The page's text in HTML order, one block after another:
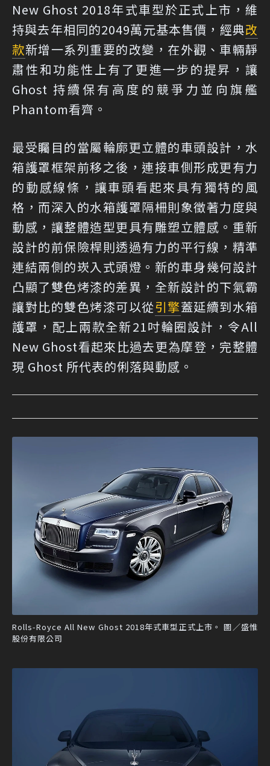
New Ghost 2018年式車型於正式上市，維
持與去年相同的2049萬元基本售價，經典改
款新增一系列重要的改變，在外觀、車輛靜
肅性和功能性上有了更進一步的提昇，讓
Ghost 持續保有高度的競爭力並向旗艦
Phantom看齊。
最受矚目的當屬輪廓更立體的車頭設計，水
箱護罩框架前移之後，連接車側形成更有力
的動感線條，讓車頭看起來具有獨特的風
格，而深入的水箱護罩隔柵則象徵著力度與
動感，讓整體造型更具有雕塑立體感。重新
設計的前保險桿則透過有力的平行線，精準
連結兩側的崁入式頭燈。新的車身幾何設計
凸顯了雙色烤漆的差異，全新設計的下氣霸
讓對比的雙色烤漆可以從引擎蓋延續到水箱
護罩，配上兩款全新21吋輪圈設計，令All
New Ghost看起來比過去更為摩登，完整體
現 Ghost 所代表的俐落與動感。
Rolls-Royce All New Ghost 2018年式車型正式上市。 圖／盛惟
股份有限公司